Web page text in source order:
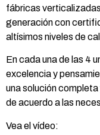
fábricas
generación con
altísimos niveles de
En cada una de las 4
excelencia y
una solución
de acuerdo a las
Vea el vídeo: